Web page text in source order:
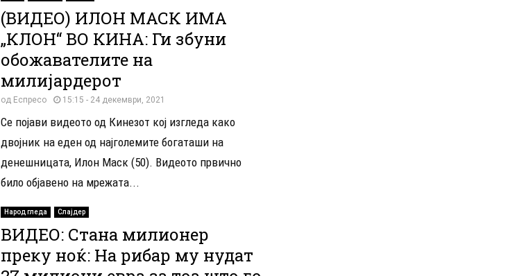
(ВИДЕО) ИЛОН МАСК ИМА
„КЛОН“ ВО КИНА: Ги збуни
обожавателите на
милијардерот
од Еспресо 15:15 - 24 декември, 2021
Се појави видеото од Кинезот кој изгледа како
двојник на еден од најголемите богаташи на
денешницата, Илон Маск (50). Видеото првично
било објавено на мрежата...
Народ гледа Слајдер
ВИДЕО: Стана милионер
преку ноќ: На рибар му нудат